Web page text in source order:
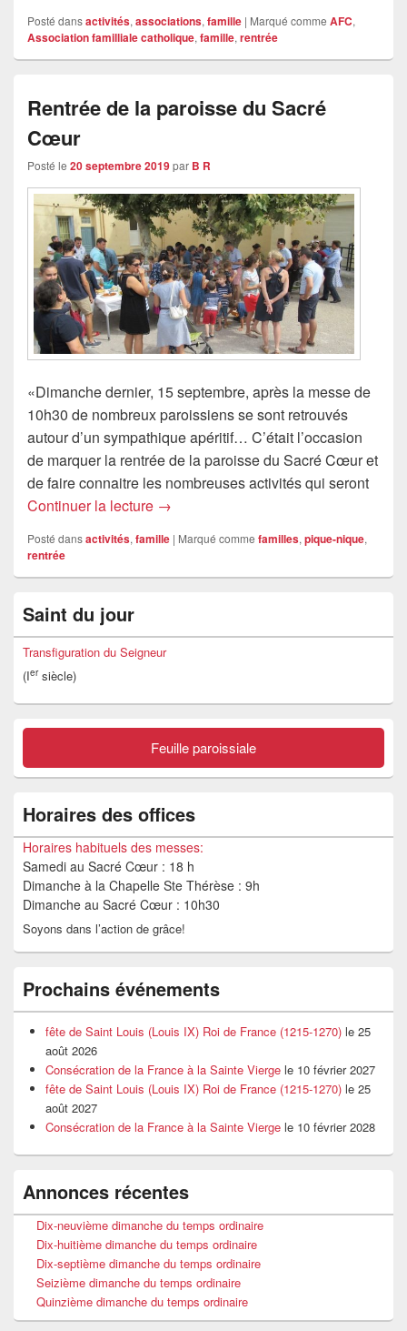
Posté dansactivités,associations,famille | Marqué comme AFC,
Association familliale catholique,famille,rentrée
Rentrée de la paroisse du Sacré
Cœur
Posté le 20 septembre 2019par B R
«Dimanche dernier, 15 septembre, après la messe de
10h30 de nombreux paroissiens se sont retrouvés
autour d’un sympathique apéritif… C’était l’occasion
de marquer la rentrée de la paroisse du Sacré Cœur et
de faire connaitre les nombreuses activités qui seront
Continuer la lecture Rentrée de la paroisse du Sacré Cœur
→
Posté dansactivités, famille | Marqué comme familles, pique-nique,
rentrée
principale
de
widget
barre
Saint du jour
Transfiguration du Seigneur
(Iersiècle)
Feuille paroissiale
Horaires des offices
Horaires habituels des messes:
Samedi au Sacré Cœur : 18 h
Dimanche à la Chapelle Ste Thérèse : 9h
Dimanche au Sacré Cœur : 10h30
Soyons dans l’action de grâce!
Prochains événements
fête de Saint Louis (Louis IX) Roi de France (1215-1270) le 25
août 2026
Consécration de la France à la Sainte Vierge le 10 février 2027
fête de Saint Louis (Louis IX) Roi de France (1215-1270) le 25
août 2027
Consécration de la France à la Sainte Vierge le 10 février 2028
Annonces récentes
Dix-neuvième dimanche du temps ordinaire
Dix-huitième dimanche du temps ordinaire
Dix-septième dimanche du temps ordinaire
Seizième dimanche du temps ordinaire
Quinzième dimanche du temps ordinaire